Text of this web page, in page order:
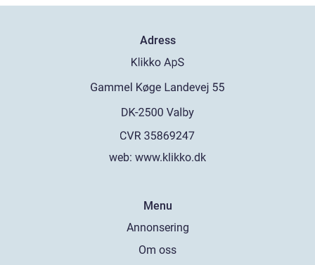
Adress
web: www.klikko.dk
Menu
Annonsering
Om oss